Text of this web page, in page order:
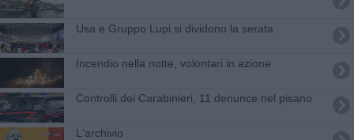
Usa e Gruppo Lupi si dividono la serata
Incendio nella notte, volontari in azione
Controlli dei Carabinieri, 11 denunce nel pisano
L'archivio